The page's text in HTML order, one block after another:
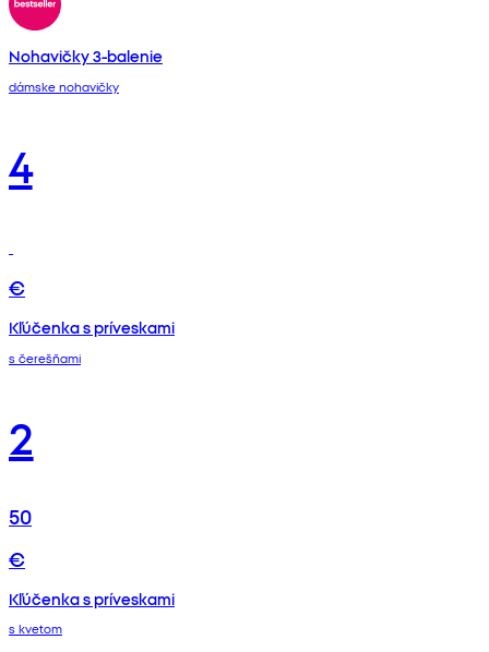
Nohavičky 3-balenie
dámske nohavičky
4
€
Kľúčenka s príveskami
s čerešňami
2
50
€
Kľúčenka s príveskami
s kvetom